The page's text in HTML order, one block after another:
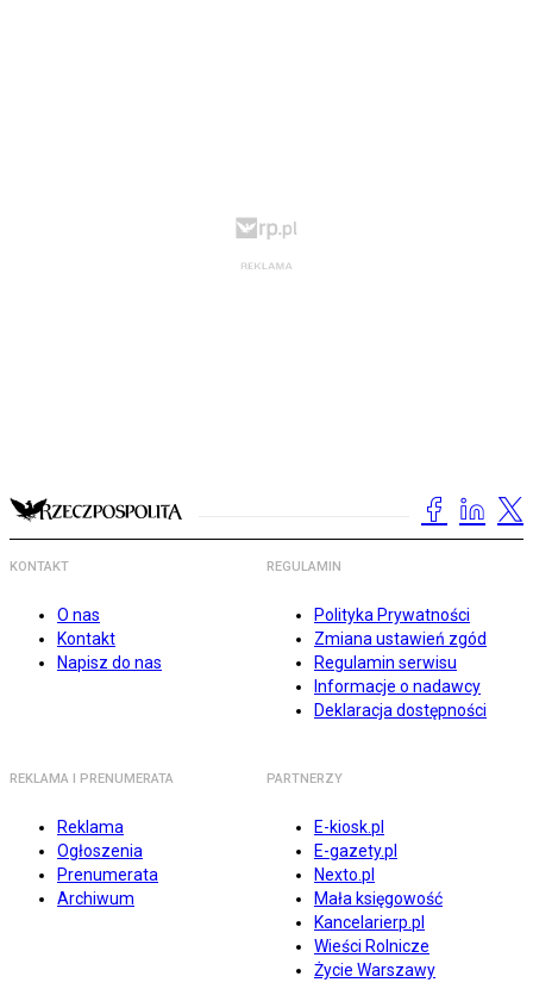
KONTAKT
O nas
Kontakt
Napisz do nas
REGULAMIN
Polityka Prywatności
Zmiana ustawień zgód
Regulamin serwisu
Informacje o nadawcy
Deklaracja dostępności
REKLAMA I PRENUMERATA
Reklama
Ogłoszenia
Prenumerata
Archiwum
PARTNERZY
E-kiosk.pl
E-gazety.pl
Nexto.pl
Mała księgowość
Kancelarierp.pl
Wieści Rolnicze
Życie Warszawy